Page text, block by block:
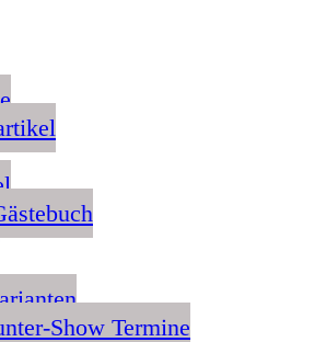
Show Termine